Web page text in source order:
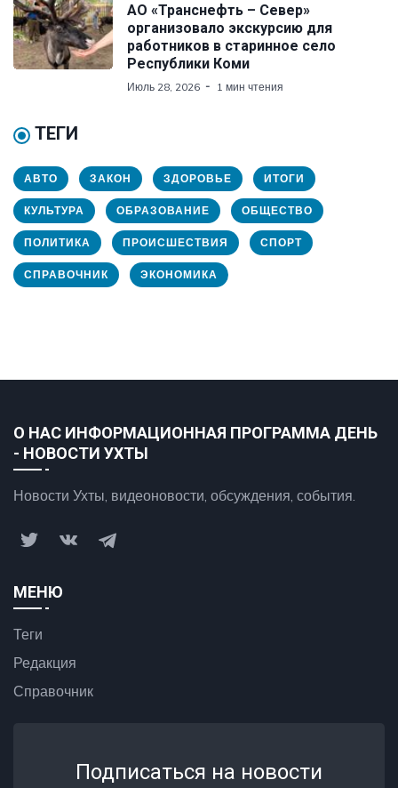
АО «Транснефть – Север»
организовало экскурсию для
работников в старинное село
Республики Коми
Июль 28, 2026 1 мин чтения
ТЕГИ
АВТО ЗАКОН ЗДОРОВЬЕ ИТОГИ
КУЛЬТУРА ОБРАЗОВАНИЕ ОБЩЕСТВО
ПОЛИТИКА ПРОИСШЕСТВИЯ СПОРТ
СПРАВОЧНИК ЭКОНОМИКА
О НАС ИНФОРМАЦИОННАЯ ПРОГРАММА ДЕНЬ
- НОВОСТИ УХТЫ
Новости Ухты, видеоновости, обсуждения, события.
МЕНЮ
Теги
Редакция
Справочник
Подписаться на новости